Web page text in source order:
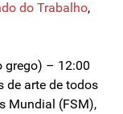
do Trabalho,
grego) – 12:00
de arte de todos
Mundial (FSM),